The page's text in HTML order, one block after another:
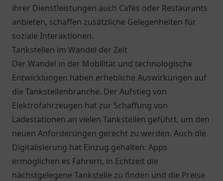
ihrer Dienstleistungen auch Cafés oder Restaurants
anbieten, schaffen zusätzliche Gelegenheiten für
soziale Interaktionen.
Tankstellen im Wandel der Zeit
Der Wandel in der Mobilität und technologische
Entwicklungen haben erhebliche Auswirkungen auf
die Tankstellenbranche. Der Aufstieg von
Elektrofahrzeugen hat zur Schaffung von
Ladestationen an vielen Tankstellen geführt, um den
neuen Anforderungen gerecht zu werden. Auch die
Digitalisierung hat Einzug gehalten: Apps
ermöglichen es Fahrern, in Echtzeit die
nächstgelegene Tankstelle zu finden und die Preise